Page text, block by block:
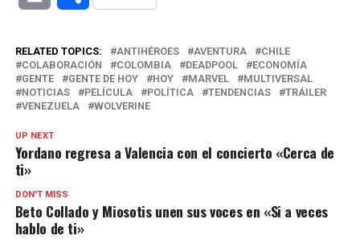
RELATED TOPICS: ANTIHÉROES AVENTURA
CHILE
COLABORACIÓN
COLOMBIA DEADPOOL
ECONOMÍA
GENTE
GENTE DE HOY HOY MARVEL
MULTIVERSAL
NOTICIAS
PELÍCULA POLÍTICA TENDENCIAS
TRÁILER
VENEZUELA
WOLVERINE
UP NEXT
Yordano regresa a Valencia con el concierto «Cerca de
ti»
DON'T MISS
Beto Collado y Miosotis unen sus voces en «Si a veces
hablo de ti»